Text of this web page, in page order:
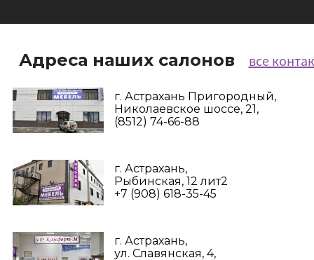
Адреса наших салонов все
г. Астрахань Пригородный,
Николаевское шоссе, 21,
(8512) 74-66-88
г. Астрахань,
Рыбинская, 12 лит2
+7 (908) 618-35-45‬
г. Астрахань,
ул. Славянская, 4,